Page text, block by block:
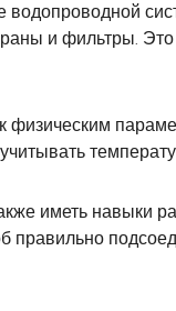
и фильтры.
физическим
иметь навыки
правильно